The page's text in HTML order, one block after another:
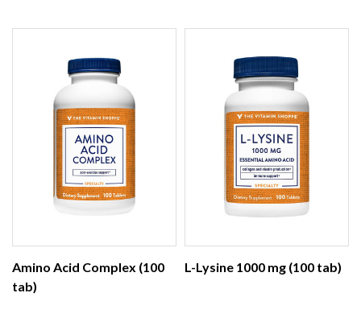
Amino Acid Complex (100
tab)
L-Lysine 1000 mg (100 tab)